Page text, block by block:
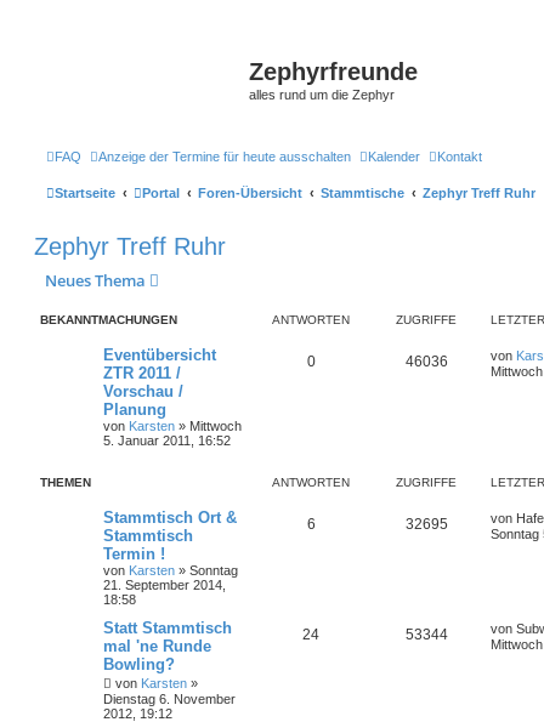
Zephyrfreunde
alles rund um die Zephyr
FAQ Anzeige der Termine für heute ausschalten Kalender Kontakt
Startseite Portal Foren-Übersicht Stammtische Zephyr Treff Ruhr
Zephyr Treff Ruhr
Neues Thema
BEKANNTMACHUNGEN ANTWORTEN ZUGRIFFE
Eventübersicht
ZTR 2011 /
Vorschau /
Planung
von Karsten » Mittwoch
5. Januar 2011, 16:52
0 46036 von
THEMEN ANTWORTEN ZUGRIFFE
Stammtisch Ort &
Stammtisch
Termin !
von Karsten » Sonntag
21. September 2014,
18:58
6 32695 von
Sonntag
Statt Stammtisch
mal 'ne Runde
Bowling?
von Karsten »
Dienstag 6. November
2012, 19:12
24 53344 von